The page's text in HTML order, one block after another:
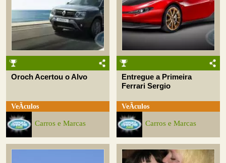
Oroch Acertou o Alvo
VeÃ­culos
Carros e Marcas
Entregue a Primeira
Ferrari Sergio
VeÃ­culos
Carros e Marcas